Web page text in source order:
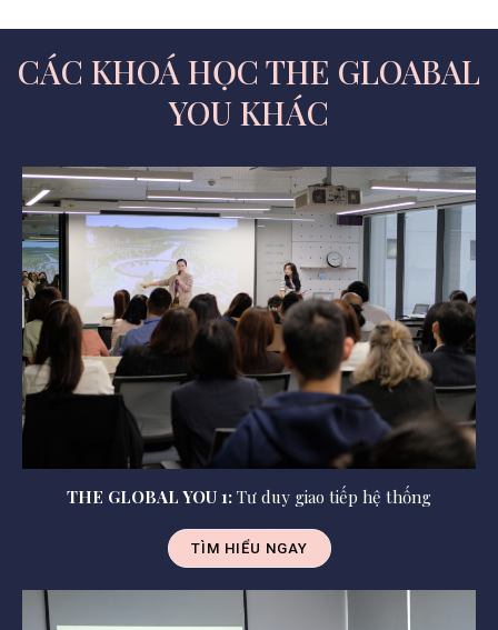
CÁC KHOÁ HỌC THE GLOABAL
YOU KHÁC
THE GLOBAL YOU 1: Tư duy giao tiếp hệ thống
TÌM HIỂU NGAY